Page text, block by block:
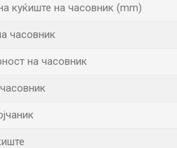
куќиште на часовник (mm)
часовник
на часовник